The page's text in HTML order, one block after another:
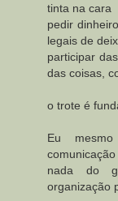
tinta na cara
pedir
legais de
participar
das coisas,
o trote é
Eu
nada do
organização